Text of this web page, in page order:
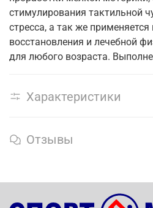
стимулирования тактильной
стресса, а так же
восстановления и лечебной
для любого возраста.
Характеристики
Отзывы